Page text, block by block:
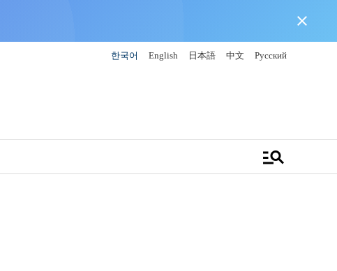
close
한국어 English 日本語 中文 Русский
manage_search